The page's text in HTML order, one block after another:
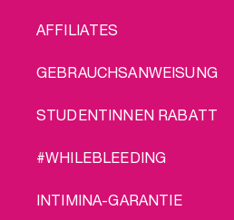
AFFILIATES
GEBRAUCHSANWEISUNG
STUDENTINNEN RABATT
#WHILEBLEEDING
INTIMINA-GARANTIE